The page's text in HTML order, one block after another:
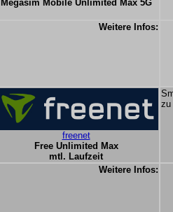
Megasim Mobile Unlimited Max 5G
Weitere Infos:
freenet
Free Unlimited Max
mtl. Laufzeit
zu
Weitere Infos: